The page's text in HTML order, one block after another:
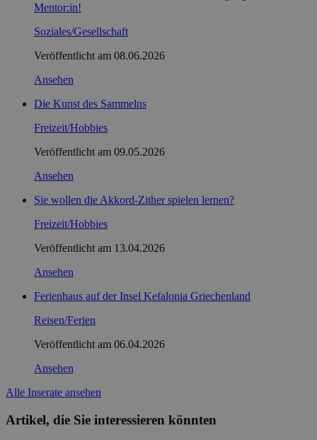
Mentor:in!
Soziales/Gesellschaft
Veröffentlicht am 08.06.2026
Ansehen
Die Kunst des Sammelns
Freizeit/Hobbies
Veröffentlicht am 09.05.2026
Ansehen
Sie wollen die Akkord-Zither spielen lernen?
Freizeit/Hobbies
Veröffentlicht am 13.04.2026
Ansehen
Ferienhaus auf der Insel Kefalonia Griechenland
Reisen/Ferien
Veröffentlicht am 06.04.2026
Ansehen
Alle Inserate ansehen
Artikel, die Sie interessieren könnten